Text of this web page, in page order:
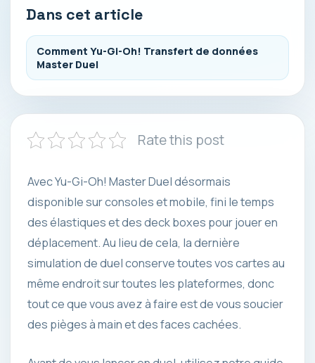
Dans cet article
Comment Yu-Gi-Oh! Transfert de données
Master Duel
Rate this post
Avec Yu-Gi-Oh! Master Duel désormais
disponible sur consoles et mobile, fini le temps
des élastiques et des deck boxes pour jouer en
déplacement. Au lieu de cela, la dernière
simulation de duel conserve toutes vos cartes au
même endroit sur toutes les plateformes, donc
tout ce que vous avez à faire est de vous soucier
des pièges à main et des faces cachées.